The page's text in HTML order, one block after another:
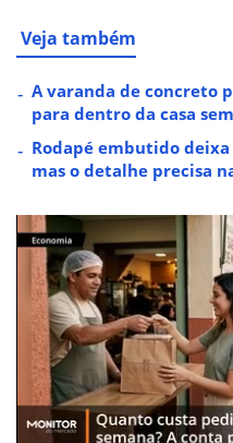
Veja também
A varanda de concreto
para dentro da casa
Rodapé embutido
mas o detalhe precisa